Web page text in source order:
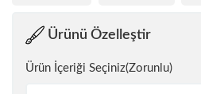
Ürünü Özelleştir
Ürün İçeriği Seçiniz(Zorunlu)